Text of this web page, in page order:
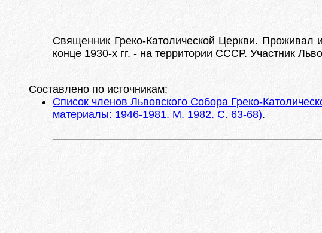
Священник Греко-Католической Церкви.
конце 1930-х гг. - на территории СССР. Участник
Составлено по источникам:
Список членов Львовского Собора Греко-
материалы: 1946-1981. М. 1982. С. 63-68).